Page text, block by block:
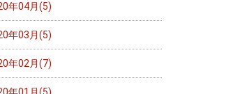
年04月(5)
年03月(5)
年02月(7)